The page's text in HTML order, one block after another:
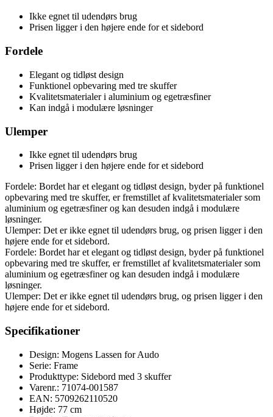
Ikke egnet til udendørs brug
Prisen ligger i den højere ende for et sidebord
Fordele
Elegant og tidløst design
Funktionel opbevaring med tre skuffer
Kvalitetsmaterialer i aluminium og egetræsfiner
Kan indgå i modulære løsninger
Ulemper
Ikke egnet til udendørs brug
Prisen ligger i den højere ende for et sidebord
Fordele: Bordet har et elegant og tidløst design, byder på funktionel
opbevaring med tre skuffer, er fremstillet af kvalitetsmaterialer som
aluminium og egetræsfiner og kan desuden indgå i modulære
løsninger.
Ulemper: Det er ikke egnet til udendørs brug, og prisen ligger i den
højere ende for et sidebord.
Fordele: Bordet har et elegant og tidløst design, byder på funktionel
opbevaring med tre skuffer, er fremstillet af kvalitetsmaterialer som
aluminium og egetræsfiner og kan desuden indgå i modulære
løsninger.
Ulemper: Det er ikke egnet til udendørs brug, og prisen ligger i den
højere ende for et sidebord.
Specifikationer
Design: Mogens Lassen for Audo
Serie: Frame
Produkttype: Sidebord med 3 skuffer
Varenr.: 71074-001587
EAN: 5709262110520
Højde: 77 cm